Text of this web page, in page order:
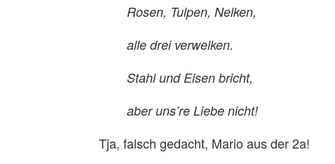
Rosen, Tulpen, Nelken,
alle drei verwelken.
Stahl und Eisen bricht,
aber uns’re Liebe nicht!
Tja, falsch gedacht, Mario aus der 2a!